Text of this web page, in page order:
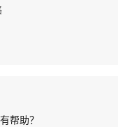
帮助？